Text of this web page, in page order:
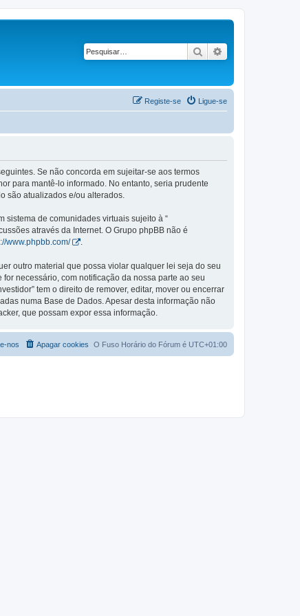
Pesquisar
Ligue-se
Registe-se
Se não concorda em sujeitar-se aos termos
para mantê-lo informado. No entanto, seria prudente
são atualizados e/ou alterados.
sistema de comunidades virtuais sujeito à “
através da Internet. O Grupo phpBB não é
www.phpbb.com/ .
outro material que possa violar qualquer lei seja do seu
necessário, com notificação da nossa parte ao seu
tem o direito de remover, editar, mover ou encerrar
numa Base de Dados. Apesar desta informação não
que possam expor essa informação.
O Fuso Horário do Fórum é UTC+01:00
Apagar cookies
nos